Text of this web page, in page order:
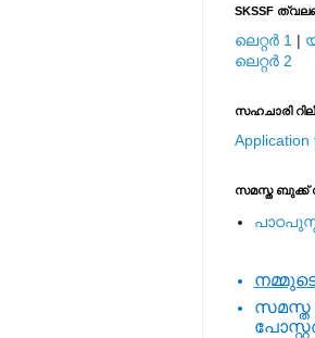
SKSSF
ലെറ്റര്‍ 1 |
ലെറ്റര്‍ 2
സഹചാരി
Application
സമസ്ത ബുക്ക്
നമ്മുടെ
സമസ്ത